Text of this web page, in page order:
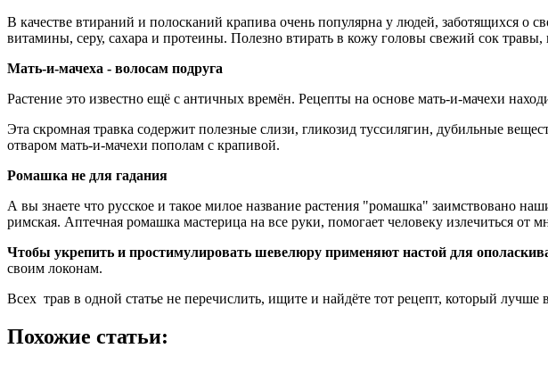
В качестве втираний и полосканий крапива очень популярна у людей, заботящихся о
витамины, серу, сахара и протеины. Полезно втирать в кожу головы свежий сок
Мать-и-мачеха - волосам подруга
Растение это известно ещё с античных времён. Рецепты на основе мать-и-мачехи
Эта скромная травка содержит полезные слизи, гликозид туссилягин, дубильные
отваром мать-и-мачехи пополам с крапивой.
Ромашка не для гадания
А вы знаете что русское и такое милое название растения "ромашка" заимствовано
римская. Аптечная ромашка мастерица на все руки, помогает человеку излечиться от
Чтобы укрепить и простимулировать шевелюру применяют настой для
своим локонам.
Всех трав в одной статье не перечислить, ищите и найдёте тот рецепт, который
Похожие статьи: